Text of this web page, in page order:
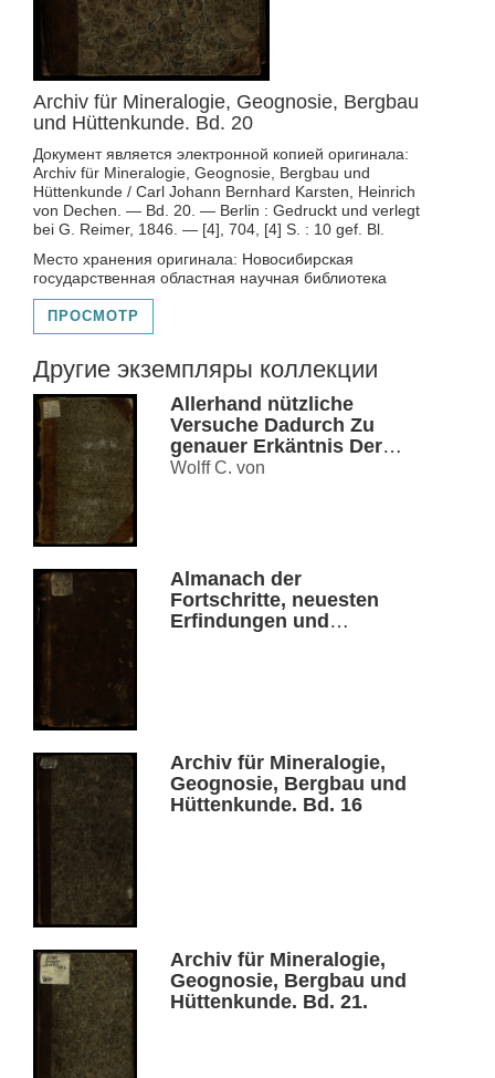
Archiv für Mineralogie, Geognosie, Bergbau
und Hüttenkunde. Bd. 20
Документ является электронной копией оригинала:
Archiv für Mineralogie, Geognosie, Bergbau und
Hüttenkunde / Carl Johann Bernhard Karsten, Heinrich
von Dechen. — Bd. 20. — Berlin : Gedruckt und verlegt
bei G. Reimer, 1846. — [4], 704, [4] S. : 10 gef. Bl.
Место хранения оригинала: Новосибирская
государственная областная научная библиотека
ПРОСМОТР
Другие экземпляры коллекции
Allerhand nützliche
Versuche Dadurch Zu
genauer Erkäntnis Der
Natur und Kunst Th. 1 .
Wolff C. von
Almanach der
Fortschritte, neuesten
Erfindungen und
dahin 1808
Archiv für Mineralogie,
Geognosie, Bergbau und
Hüttenkunde. Bd. 16
Archiv für Mineralogie,
Geognosie, Bergbau und
Hüttenkunde. Bd. 21.